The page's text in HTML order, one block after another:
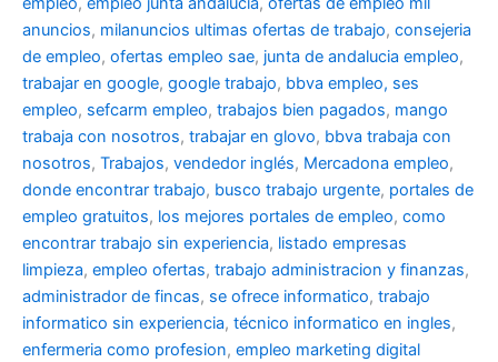
anuncios, milanuncios ultimas ofertas de trabajo, consejeria
de empleo, ofertas empleo sae, junta de andalucia empleo,
trabajar en google, google trabajo, bbva empleo, ses
empleo, sefcarm empleo, trabajos bien pagados, mango
trabaja con nosotros, trabajar en glovo, bbva trabaja con
nosotros, Trabajos, vendedor inglés, Mercadona empleo,
donde encontrar trabajo, busco trabajo urgente, portales de
empleo gratuitos, los mejores portales de empleo, como
encontrar trabajo sin experiencia, listado empresas
limpieza, empleo ofertas, trabajo administracion y finanzas,
administrador de fincas, se ofrece informatico, trabajo
informatico sin experiencia, técnico informatico en ingles,
enfermeria como profesion, empleo marketing digital